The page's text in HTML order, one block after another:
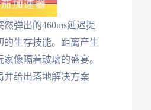
弹出的460ms延迟提
的生存技能。距离产生
像隔着玻璃的盛宴。
并给出落地解决方案